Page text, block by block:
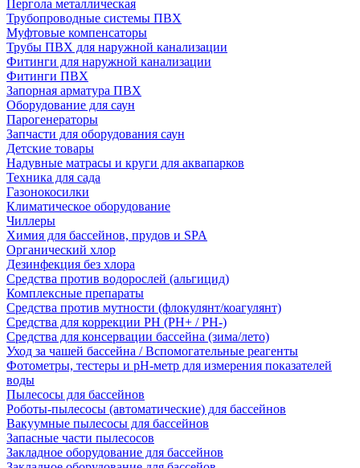
Пергола металлическая
Трубопроводные системы ПВХ
Муфтовые компенсаторы
Трубы ПВХ для наружной канализации
Фитинги для наружной канализации
Фитинги ПВХ
Запорная арматура ПВХ
Оборудование для саун
Парогенераторы
Запчасти для оборудования саун
Детские товары
Надувные матрасы и круги для аквапарков
Техника для сада
Газонокосилки
Климатическое оборудование
Чиллеры
Химия для бассейнов, прудов и SPA
Органический хлор
Дезинфекция без хлора
Средства против водорослей (альгицид)
Комплексные препараты
Средства против мутности (флокулянт/коагулянт)
Средства для коррекции PH (PH+ / PH-)
Средства для консервации бассейна (зима/лето)
Уход за чашей бассейна / Вспомогательные реагенты
Фотометры, тестеры и рН-метр для измерения показателей
воды
Пылесосы для бассейнов
Роботы-пылесосы (автоматические) для бассейнов
Вакуумные пылесосы для бассейнов
Запасные части пылесосов
Закладное оборудование для бассейнов